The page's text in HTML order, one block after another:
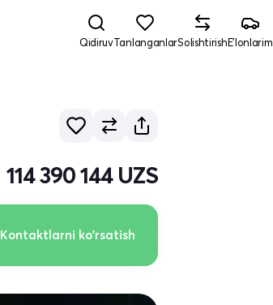
QidiruvTanlanganlarSolishtirishE'lonlarim
114 390 144 UZS
Kontaktlarni ko'rsatish